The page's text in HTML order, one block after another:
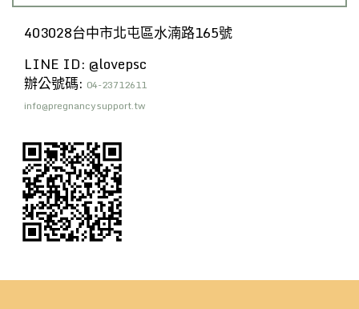
403028台中市北屯區水湳路165號
LINE ID: @lovepsc
辦公號碼: 04-23712611
info@pregnancysupport.tw